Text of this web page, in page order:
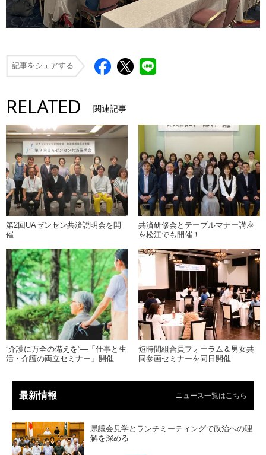
記事をシェアする
RELATED 関連記事
第2回UAゼンセン共済説明会を開
催
共済研修会とテーブルマナー講座
を松江でも開催！
”介護に万全の備えを”―「仕事と生
活・介護の両立セミナー」開催
短時間組合員フォーラム＆男女共
同参画セミナーを同日開催
最新情報 ニュース一覧はこちら
県議会見学とランチミーティングで政治への理
解を深める